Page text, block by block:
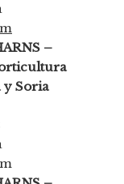
–
y Soria